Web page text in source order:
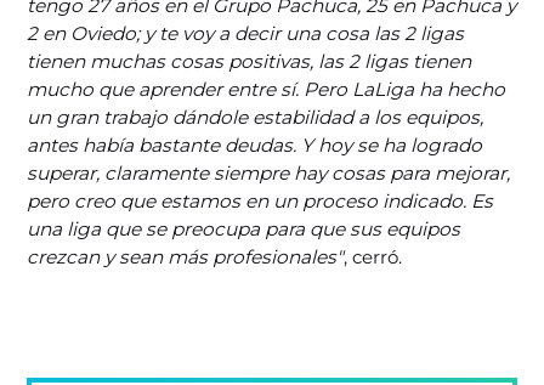
tengo 27 años en el Grupo Pachuca, 25 en Pachuca y
2 en Oviedo; y te voy a decir una cosa las 2 ligas
tienen muchas cosas positivas, las 2 ligas tienen
mucho que aprender entre sí. Pero LaLiga ha hecho
un gran trabajo dándole estabilidad a los equipos,
antes había bastante deudas. Y hoy se ha logrado
superar, claramente siempre hay cosas para mejorar,
pero creo que estamos en un proceso indicado. Es
una liga que se preocupa para que sus equipos
crezcan y sean más profesionales", cerró.